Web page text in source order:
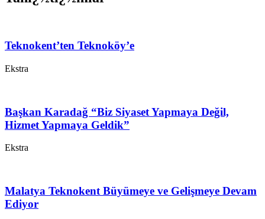
Teknokent’ten Teknoköy’e
Ekstra
Başkan Karadağ “Biz Siyaset Yapmaya Değil,
Hizmet Yapmaya Geldik”
Ekstra
Malatya Teknokent Büyümeye ve Gelişmeye Devam
Ediyor